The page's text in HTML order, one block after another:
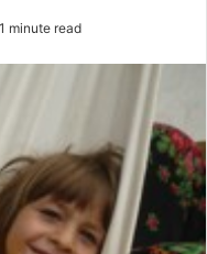
1 minute read